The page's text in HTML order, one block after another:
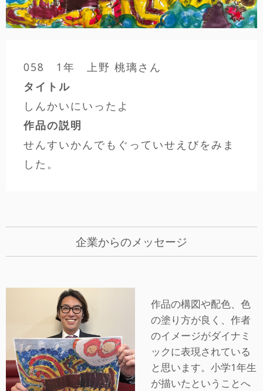
058 1年 上野 桃璃さん
タイトル
しんかいにいったよ
作品の説明
せんすいかんでもぐっていせえびをみま
した。
企業からのメッセージ
作品の構図や配色、色
の塗り方が良く、作者
のイメージがダイナミ
ックに表現されている
と思います。小学1年生
が描いたということへ